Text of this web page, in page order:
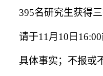
395名研究生获得
请于11月 10 日 16:00
具体事实；不报或